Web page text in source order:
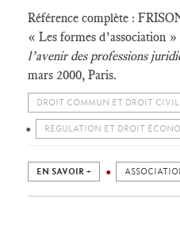
Référence complète :
« Les formes d’association »
l’avenir des professions
mars 2000, Paris.
DROIT COMMUN ET DROIT CIVIL
RÉGULATION ET DROIT
EN SAVOIR +